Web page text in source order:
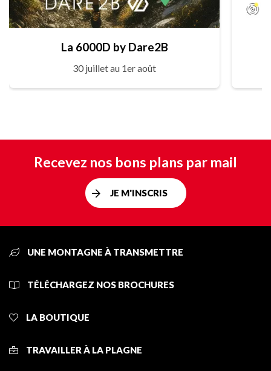
La 6000D by Dare2B
30 juillet au 1er août
Recevez nos bons plans par mail
JE M'INSCRIS
UNE MONTAGNE À TRANSMETTRE
TÉLÉCHARGEZ NOS BROCHURES
LA BOUTIQUE
TRAVAILLER À LA PLAGNE